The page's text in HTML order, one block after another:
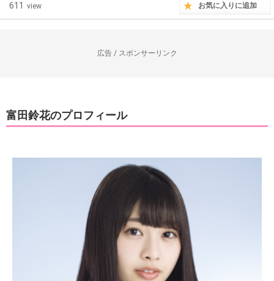
611 view お気に入りに追加
広告 / スポンサーリンク
富田鈴花のプロフィール